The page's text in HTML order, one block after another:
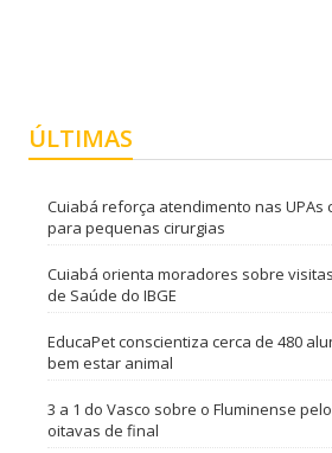
ÚLTIMAS
Cuiabá reforça atendimento nas UPAs
para pequenas cirurgias
Cuiabá orienta moradores sobre
de Saúde do IBGE
EducaPet conscientiza cerca de 480
bem estar animal
3 a 1 do Vasco sobre o Fluminense
oitavas de final